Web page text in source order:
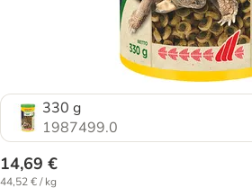
330 g
1987499.0
14,69 €
44,52 € / kg